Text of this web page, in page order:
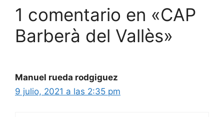
1 comentario en «CAP
Barberà del Vallès»
Manuel rueda rodgiguez
9 julio, 2021 a las 2:35 pm